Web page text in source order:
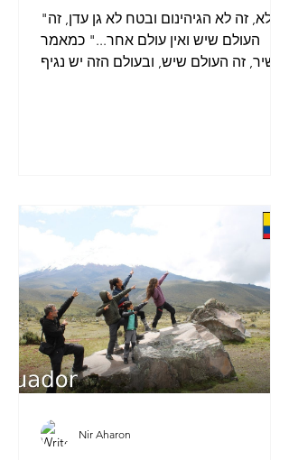
"לא, זה לא הגיהינום ובטח לא גן עדן, זה
העולם שיש ואין עולם אחר..." כמאמר
השיר, זה העולם שיש, ובעולם הזה יש נגיף
Nir Aharon